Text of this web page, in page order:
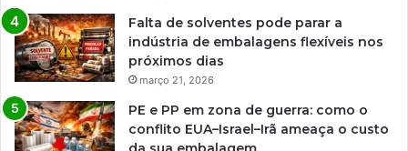
Falta de solventes pode parar a
indústria de embalagens flexíveis nos
próximos dias
março 21, 2026
PE e PP em zona de guerra: como o
conflito EUA–Israel–Irã ameaça o custo